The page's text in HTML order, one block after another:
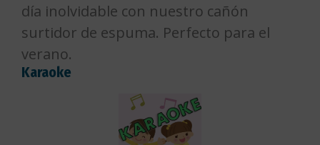
día inolvidable con nuestro cañón
surtidor de espuma. Perfecto para el
verano.
Karaoke